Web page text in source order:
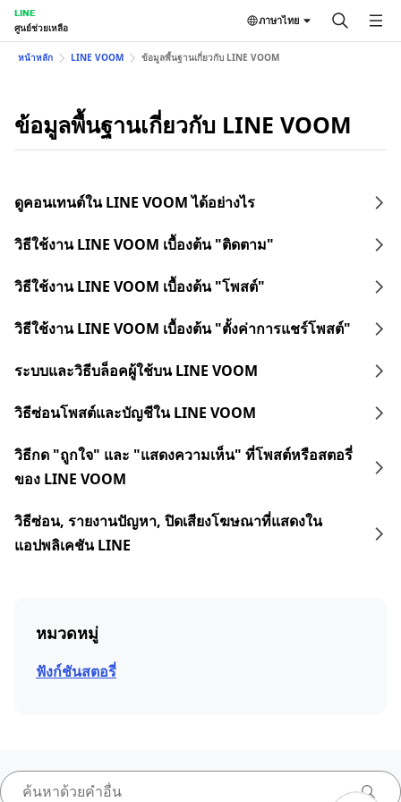
LINE
ศูนย์ช่วยเหลือ
ภาษาไทย
หน้าหลัก LINE VOOM ข้อมูลพื้นฐานเกี่ยวกับ LINE VOOM
ข้อมูลพื้นฐานเกี่ยวกับ LINE VOOM
ดูคอนเทนต์ใน LINE VOOM ได้อย่างไร
วิธีใช้งาน LINE VOOM เบื้องต้น "ติดตาม"
วิธีใช้งาน LINE VOOM เบื้องต้น "โพสต์"
วิธีใช้งาน LINE VOOM เบื้องต้น "ตั้งค่าการแชร์โพสต์"
ระบบและวิธีบล็อคผู้ใช้บน LINE VOOM
วิธีซ่อนโพสต์และบัญชีใน LINE VOOM
วิธีกด "ถูกใจ" และ "แสดงความเห็น" ที่โพสต์หรือสตอรี่
ของ LINE VOOM
วิธีซ่อน, รายงานปัญหา, ปิดเสียงโฆษณาที่แสดงใน
แอปพลิเคชัน LINE
หมวดหมู่
ฟังก์ชันสตอรี่